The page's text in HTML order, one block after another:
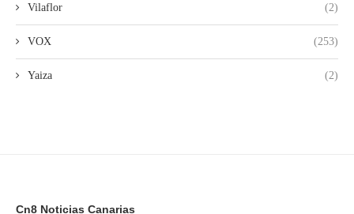
Vilaflor (2)
VOX (253)
Yaiza (2)
Cn8 Noticias Canarias